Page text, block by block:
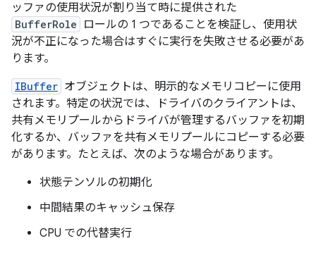
ッファの使用状況が割り当て時に提供された
BufferRole
ロールの 1 つであることを検証し、使用状
況が不正になった場合はすぐに実行を失敗させる必要があ
ります。
IBuffer オブジェクトは、明示的なメモリコピーに使用
されます。特定の状況では、ドライバのクライアントは、
共有メモリプールからドライバが管理するバッファを初期
化するか、バッファを共有メモリプールにコピーする必要
があります。たとえば、次のような場合があります。
状態テンソルの初期化
中間結果のキャッシュ保存
CPU での代替実行